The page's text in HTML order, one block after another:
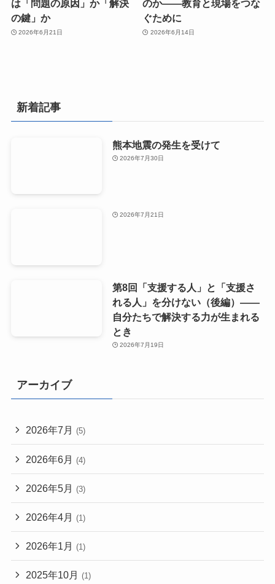
は「問題の原因」か「解決
の鍵」か
2026年6月21日
のか――教育と現場をつな
ぐために
2026年6月14日
新着記事
熊本地震の発生を受けて
2026年7月30日
2026年7月21日
第8回「支援する人」と「支援さ
れる人」を分けない（後編）――
自分たちで解決する力が生まれる
とき
2026年7月19日
アーカイブ
2026年7月 (5)
2026年6月 (4)
2026年5月 (3)
2026年4月 (1)
2026年1月 (1)
2025年10月 (1)